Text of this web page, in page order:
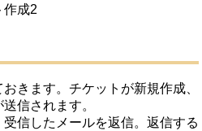
きます。チケットが新規作成、
信されます。
信したメールを返信。返信する